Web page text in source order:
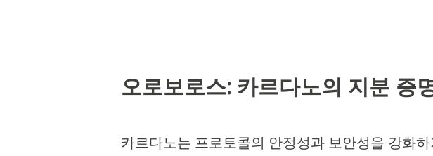
오로보로스: 카르다노의 지분 증
카르다노는 프로토콜의 안정성과 보안성을 강화